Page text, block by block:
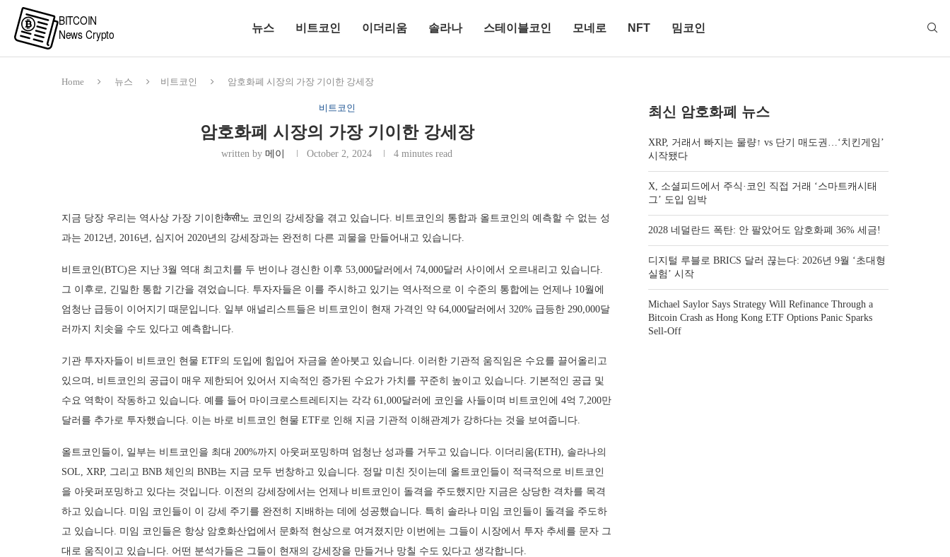
뉴스 비트코인 이더리움 솔라나 스테이블코인 모네로 NFT 밈코인
Home 뉴스 비트코인 암호화폐 시장의 가장 기이한 강세장
비트코인
암호화폐 시장의 가장 기이한 강세장
written by메이 October 2, 2024 4 minutes read
지금 당장 우리는 역사상 가장 기이한कैसी노 코인의 강세장을 겪고 있습니다. 비트코인의 통합과 올트코인의 예측할 수 없는 성
과는 2012년, 2016년, 심지어 2020년의 강세장과는 완전히 다른 괴물을 만들어내고 있습니다.
비트코인(BTC)은 지난 3월 역대 최고치를 두 번이나 경신한 이후 53,000달러에서 74,000달러 사이에서 오르내리고 있습니다.
그 이후로, 긴밀한 통합 기간을 겪었습니다. 투자자들은 이를 주시하고 있기는 역사적으로 이 수준의 통합에는 언제나 10월에
엄청난 급등이 이어지기 때문입니다. 일부 애널리스트들은 비트코인이 현재 가격인 약 64,000달러에서 320% 급등한 290,000달
러까지 치솟을 수도 있다고 예측합니다.
기관 투자자들이 비트코인 현물 ETF의 도입에 힘입어 자금을 쏟아붓고 있습니다. 이러한 기관적 움직임은 수요를 끌어올리고
있으며, 비트코인의 공급이 매우 제한되어 있어서 지속적인 증가된 수요가 가치를 꾸준히 높이고 있습니다. 기본적인 공급 및
수요 역학이 작동하고 있습니다. 예를 들어 마이크로스트레티지는 각각 61,000달러에 코인을 사들이며 비트코인에 4억 7,200만
달러를 추가로 투자했습니다. 이는 바로 비트코인 현물 ETF로 인해 지금 기관적 이해관계가 강하다는 것을 보여줍니다.
올트코인들이, 일부는 비트코인을 최대 200%까지 아웃퍼포밍하며 엄청난 성과를 거두고 있습니다. 이더리움(ETH), 솔라나의
SOL, XRP, 그리고 BNB 체인의 BNB는 지금 모두 번창하고 있습니다. 정말 미친 짓이는데 올트코인들이 적극적으로 비트코인
을 아웃퍼포밍하고 있다는 것입니다. 이전의 강세장에서는 언제나 비트코인이 돌격을 주도했지만 지금은 상당한 격차를 목격
하고 있습니다. 미임 코인들이 이 강세 주기를 완전히 지배하는 데에 성공했습니다. 특히 솔라나 미임 코인들이 돌격을 주도하
고 있습니다. 미임 코인들은 항상 암호화산업에서 문화적 현상으로 여겨졌지만 이번에는 그들이 시장에서 투자 추세를 문자 그
대로 움직이고 있습니다. 어떤 분석가들은 그들이 현재의 강세장을 만들거나 망칠 수도 있다고 생각합니다.
최신 암호화폐 뉴스
XRP, 거래서 빠지는 물량↑ vs 단기 매도권…‘치킨게임’
시작됐다
X, 소셜피드에서 주식·코인 직접 거래 ‘스마트캐시태
그’ 도입 임박
2028 네덜란드 폭탄: 안 팔았어도 암호화폐 36% 세금!
디지털 루블로 BRICS 달러 끊는다: 2026년 9월 ‘초대형
실험’ 시작
Michael Saylor Says Strategy Will Refinance Through a
Bitcoin Crash as Hong Kong ETF Options Panic Sparks
Sell-Off